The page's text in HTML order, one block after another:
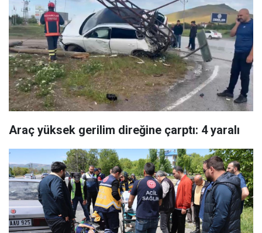
Araç yüksek gerilim direğine çarptı: 4 yaralı